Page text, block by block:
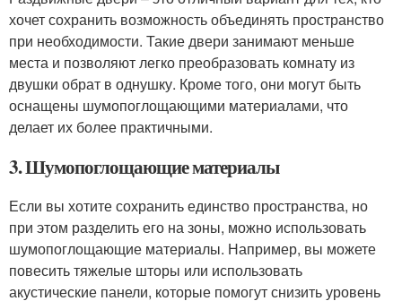
хочет сохранить возможность объединять пространство
при необходимости. Такие двери занимают меньше
места и позволяют легко преобразовать комнату из
двушки обрат в однушку. Кроме того, они могут быть
оснащены шумопоглощающими материалами, что
делает их более практичными.
3. Шумопоглощающие материалы
Если вы хотите сохранить единство пространства, но
при этом разделить его на зоны, можно использовать
шумопоглощающие материалы. Например, вы можете
повесить тяжелые шторы или использовать
акустические панели, которые помогут снизить уровень